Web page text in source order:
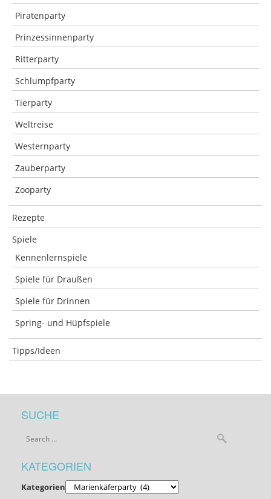
Piratenparty
Prinzessinnenparty
Ritterparty
Schlumpfparty
Tierparty
Weltreise
Westernparty
Zauberparty
Zooparty
Rezepte
Spiele
Kennenlernspiele
Spiele für Draußen
Spiele für Drinnen
Spring- und Hüpfspiele
Tipps/Ideen
SUCHE
KATEGORIEN
Kategorien